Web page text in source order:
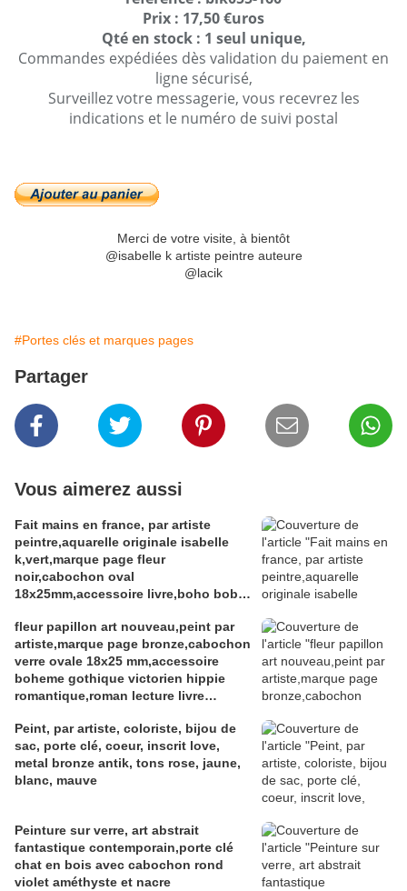
Prix : 17,50 €uros
Qté en stock : 1 seul unique,
Commandes expédiées dès validation du paiement en
ligne sécurisé,
Surveillez votre messagerie, vous recevrez les
indications et le numéro de suivi postal
Merci de votre visite, à bientôt
@isabelle k artiste peintre auteure
@lacik
#Portes clés et marques pages
Partager
Vous aimerez aussi
Fait mains en france, par artiste
peintre,aquarelle originale isabelle
k,vert,marque page fleur
noir,cabochon oval
18x25mm,accessoire livre,boho bobo
nouveau,baroque victorien
rococo,cadeau fete
anniversaire,abstrait,fashion punk
ethnique
fleur papillon art nouveau,peint par
artiste,marque page bronze,cabochon
verre ovale 18x25 mm,accessoire
boheme gothique victorien hippie
romantique,roman lecture livre
gris marron
Peint, par artiste, coloriste, bijou de
sac, porte clé, coeur, inscrit love,
metal bronze antik, tons rose, jaune,
blanc, mauve
Peinture sur verre, art abstrait
fantastique contemporain,porte clé
chat en bois avec cabochon rond
violet améthyste et nacre